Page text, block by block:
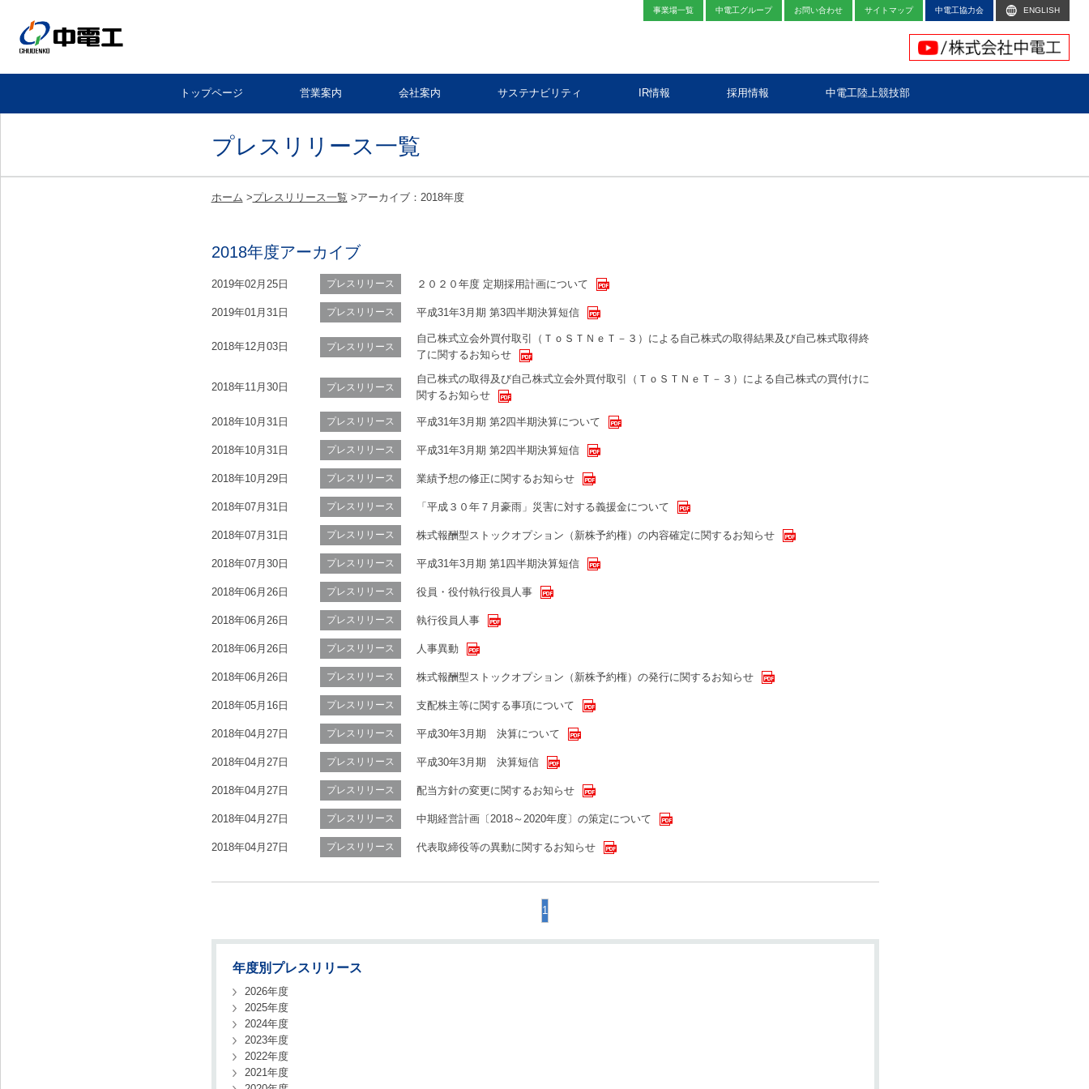
トップページ 営業案内 会社案内 サステナビリティ IR情報 採用情報 中電工陸上競技部
事業場一覧 中電工グループ お問い合わせ サイトマップ 中電工協力会 ENGLISH
プレスリリース一覧
ホーム >プレスリリース一覧 >アーカイブ：2018年度
2018年度アーカイブ
2019年02月25日 プレスリリース ２０２０年度 定期採用計画について
2019年01月31日 プレスリリース 平成31年3月期 第3四半期決算短信
2018年12月03日 プレスリリース
自己株式立会外買付取引（ＴｏＳＴＮｅＴ－３）による自己株式の取得結果及び自己株式取得終
了に関するお知らせ
2018年11月30日 プレスリリース
自己株式の取得及び自己株式立会外買付取引（ＴｏＳＴＮｅＴ－３）による自己株式の買付けに
関するお知らせ
2018年10月31日 プレスリリース 平成31年3月期 第2四半期決算について
2018年10月31日 プレスリリース 平成31年3月期 第2四半期決算短信
2018年10月29日 プレスリリース 業績予想の修正に関するお知らせ
2018年07月31日 プレスリリース 「平成３０年７月豪雨」災害に対する義援金について
2018年07月31日 プレスリリース 株式報酬型ストックオプション（新株予約権）の内容確定に関するお知らせ
2018年07月30日 プレスリリース 平成31年3月期 第1四半期決算短信
2018年06月26日 プレスリリース 役員・役付執行役員人事
2018年06月26日 プレスリリース 執行役員人事
2018年06月26日 プレスリリース 人事異動
2018年06月26日 プレスリリース 株式報酬型ストックオプション（新株予約権）の発行に関するお知らせ
2018年05月16日 プレスリリース 支配株主等に関する事項について
2018年04月27日 プレスリリース 平成30年3月期 決算について
2018年04月27日 プレスリリース 平成30年3月期 決算短信
2018年04月27日 プレスリリース 配当方針の変更に関するお知らせ
2018年04月27日 プレスリリース 中期経営計画〔2018～2020年度〕の策定について
2018年04月27日 プレスリリース 代表取締役等の異動に関するお知らせ
1
年度別プレスリリース
2026年度
2025年度
2024年度
2023年度
2022年度
2021年度